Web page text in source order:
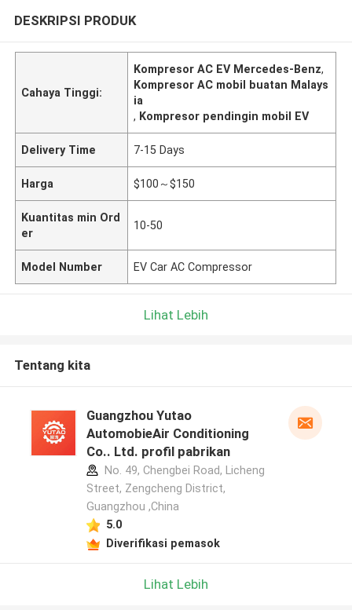
DESKRIPSI PRODUK
Cahaya Tinggi:
Kompresor AC EV Mercedes-Benz,
Kompresor AC mobil buatan Malays
ia
, Kompresor pendingin mobil EV
Delivery Time 7-15 Days
Harga $100～$150
Kuantitas min Ord
er
10-50
Model Number EV Car AC Compressor
Lihat Lebih
Tentang kita
Guangzhou Yutao
AutomobieAir Conditioning
Co.. Ltd. profil pabrikan
No. 49, Chengbei Road, Licheng
Street, Zengcheng District,
Guangzhou ,China
5.0
Diverifikasi pemasok
Lihat Lebih